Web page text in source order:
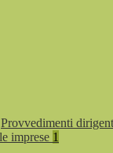
Provvedimenti
imprese 1